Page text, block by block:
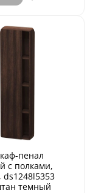
пенал
с полками,
темный